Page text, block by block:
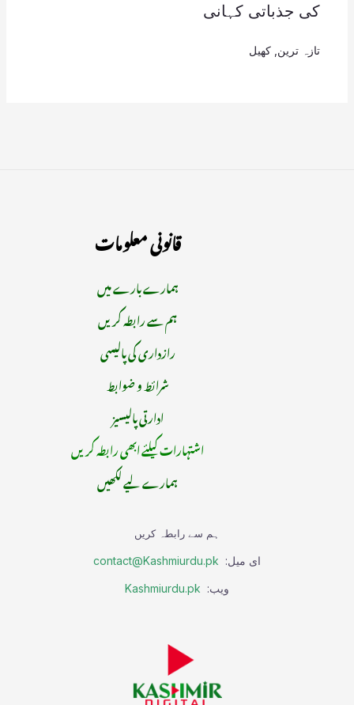
کی جذباتی کہانی
تازہ ترین کھیل
قانونی معلومات
ہمارے بارے میں
ہم سے رابطہ کریں
رازداری کی پالیسی
شرائط و ضوابط
ادارتی پالیسیز
اشتہارات کیلئے ابھی رابطہ کریں
ہمارے لیے لکھیں
ہم سے رابطہ کریں
ای میل: contact@Kashmiurdu.pk
ویب: Kashmiurdu.pk